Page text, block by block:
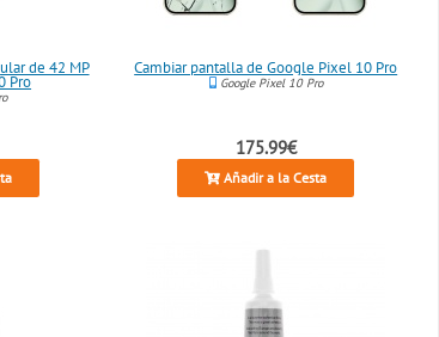
de 42 MP
Pro
Cambiar pantalla de Google Pixel 10 Pro
Google Pixel 10 Pro
175.99€
Añadir a la Cesta